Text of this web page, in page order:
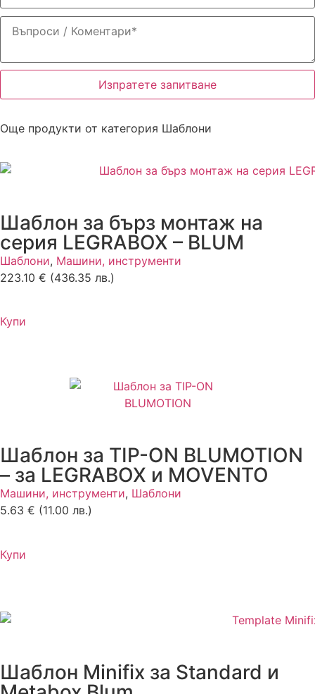
Изпратете запитване
Още продукти от категория Шаблони
Шаблон за бърз монтаж на
серия LEGRABOX – BLUM
Шаблони, Машини, инструменти
223.10 € (436.35 лв.)
Купи
Шаблон за TIP-ON BLUMOTION
– за LEGRABOX и MOVENTO
Машини, инструменти, Шаблони
5.63 € (11.00 лв.)
Купи
Шаблон Minifix за Standard и